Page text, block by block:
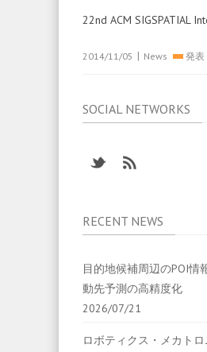
22nd ACM SIGSPATIAL
2014/11/05 | News 発表
SOCIAL NETWORKS
RECENT NEWS
目的地候補周辺のPOI情
動先予測の高精度化
2026/07/21
ロボティクス・メカト